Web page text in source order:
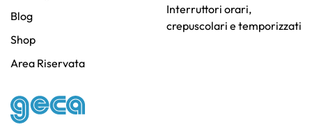
Blog
Shop
Area Riservata
Interruttori orari,
crepuscolari e temporizzati